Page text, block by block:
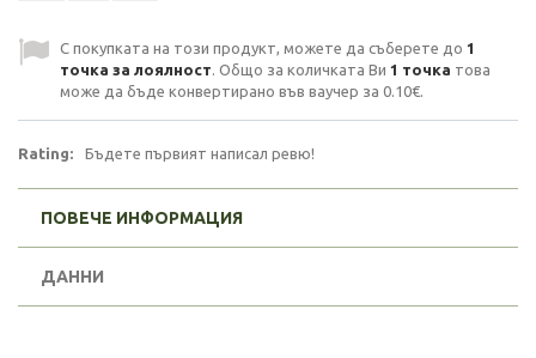
С покупката на този продукт, можете да съберете до 1
точка за лоялност. Общо за количката Ви 1 точка това
може да бъде конвертирано във ваучер за 0.10€.
Rating: Бъдете първият написал ревю!
ПОВЕЧЕ ИНФОРМАЦИЯ
ДАННИ